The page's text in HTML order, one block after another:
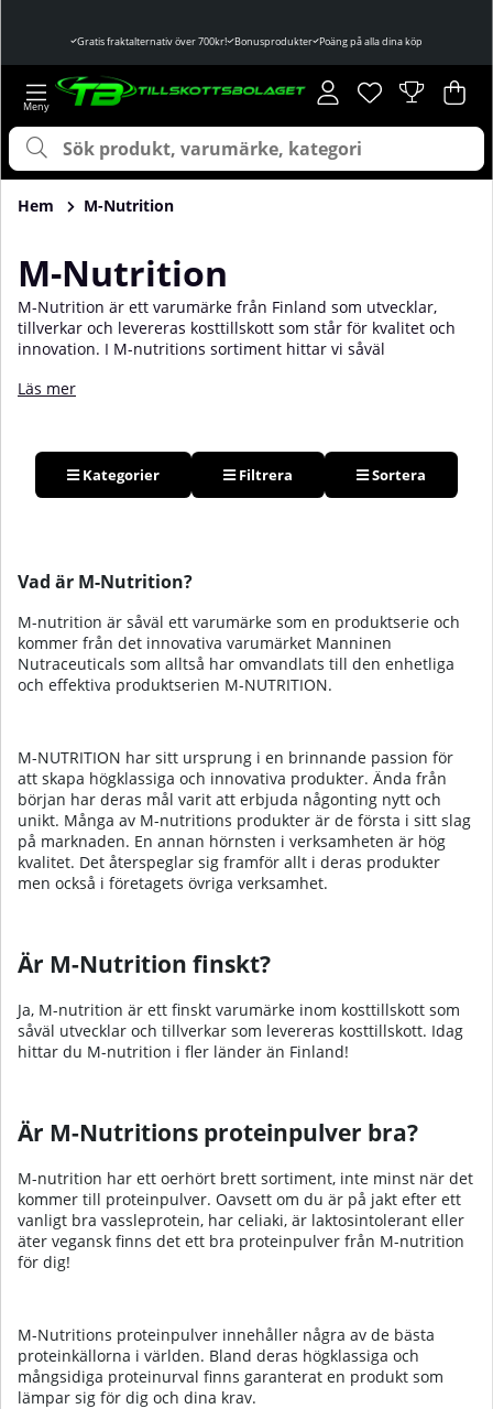
Gratis fraktalternativ över 700kr! Bonusprodukter Poäng på alla dina köp
Önskelista
Antal i
. .
Hem M-Nutrition
M-Nutrition
M-Nutrition är ett varumärke från Finland som utvecklar,
tillverkar och levereras kosttillskott som står för kvalitet och
innovation. I M-nutritions sortiment hittar vi såväl
erbjuder även mer nytänkande produkter så som biffprotein
kompromisslös PWO. Handla dina kosttillskott från M-
nutrition hos oss på Tillskottsbolaget!
Läs mer
Kategorier Filtrera Sortera
Vad är M-Nutrition?
M-nutrition är såväl ett varumärke som en produktserie och
kommer från det innovativa varumärket Manninen
Nutraceuticals som alltså har omvandlats till den enhetliga
och effektiva produktserien M-NUTRITION.
M-NUTRITION har sitt ursprung i en brinnande passion för
att skapa högklassiga och innovativa produkter. Ända från
början har deras mål varit att erbjuda någonting nytt och
unikt. Många av M-nutritions produkter är de första i sitt slag
på marknaden. En annan hörnsten i verksamheten är hög
kvalitet. Det återspeglar sig framför allt i deras produkter
men också i företagets övriga verksamhet.
Är M-Nutrition finskt?
Ja, M-nutrition är ett finskt varumärke inom kosttillskott som
såväl utvecklar och tillverkar som levereras kosttillskott. Idag
hittar du M-nutrition i fler länder än Finland!
Är M-Nutritions proteinpulver bra?
M-nutrition har ett oerhört brett sortiment, inte minst när det
kommer till proteinpulver. Oavsett om du är på jakt efter ett
vanligt bra vassleprotein, har celiaki, är laktosintolerant eller
äter vegansk finns det ett bra proteinpulver från M-nutrition
för dig!
M-Nutritions proteinpulver innehåller några av de bästa
proteinkällorna i världen. Bland deras högklassiga och
mångsidiga proteinurval finns garanterat en produkt som
lämpar sig för dig och dina krav.